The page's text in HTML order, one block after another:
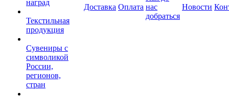
наград
Текстильная
продукция
Сувениры с
символикой
России,
регионов,
стран
Доставка Оплата нас
добраться
Новости